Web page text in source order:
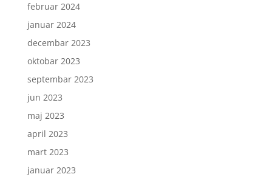
februar 2024
januar 2024
decembar 2023
oktobar 2023
septembar 2023
jun 2023
maj 2023
april 2023
mart 2023
januar 2023